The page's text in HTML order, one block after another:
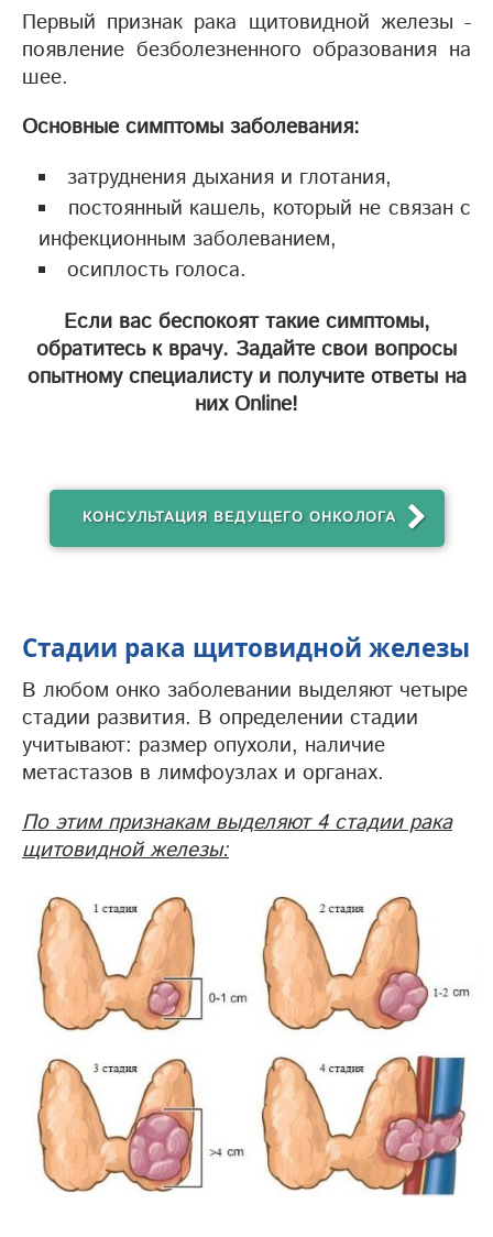
Первый признак рака щитовидной железы -
появление безболезненного образования на
шее.
Основные симптомы заболевания:
затруднения дыхания и глотания,
постоянный кашель, который не связан с
инфекционным заболеванием,
осиплость голоса.
Если вас беспокоят такие симптомы,
обратитесь к врачу. Задайте свои вопросы
опытному специалисту и получите ответы на
них Online!
КОНСУЛЬТАЦИЯ ВЕДУЩЕГО ОНКОЛОГА
Стадии рака щитовидной железы
В любом онко заболевании выделяют четыре
стадии развития. В определении стадии
учитывают: размер опухоли, наличие
метастазов в лимфоузлах и органах.
По этим признакам выделяют 4 стадии рака
щитовидной железы: